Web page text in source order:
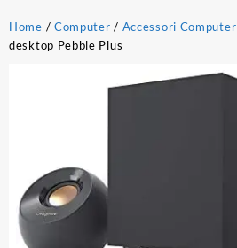
Home / Computer / Accessori Computer
desktop Pebble Plus